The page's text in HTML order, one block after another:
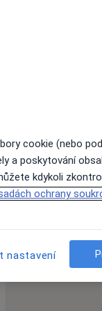
cookie (nebo
a poskytování
kdykoli
ochrany
nastavení